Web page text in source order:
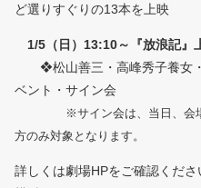
ど選りすぐりの13本を上映
1/5（日）13:10～『放浪記』
❖松山善三・高峰秀子養女
ベント・サイン会
※サイン会は、当日、会
方のみ対象となります。
詳しくは劇場HPをご確認くださ